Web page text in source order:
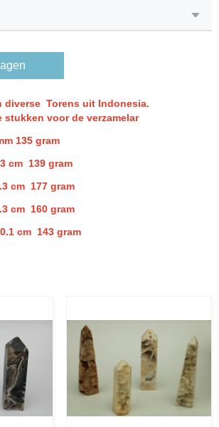
diverse Torens uit Indonesia.
stukken voor de verzamelar
135 gram
139 gram
177 gram
160 gram
cm 143 gram